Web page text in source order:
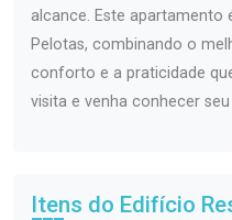
alcance. Este apartamento
Pelotas, combinando o
conforto e a praticidade
visita e venha conhecer
Itens do Edifício